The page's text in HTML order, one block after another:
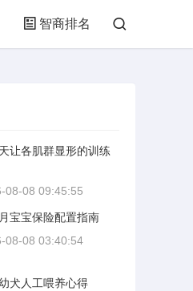
智商排名
让各肌群显形的训练
08-08 09:45:55
宝宝保险配置指南
08-08 03:40:54
犬人工喂养心得